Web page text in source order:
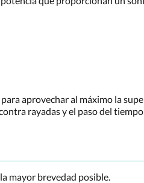
aprovechar al máximo la
rayadas y el paso del
mayor brevedad posible.